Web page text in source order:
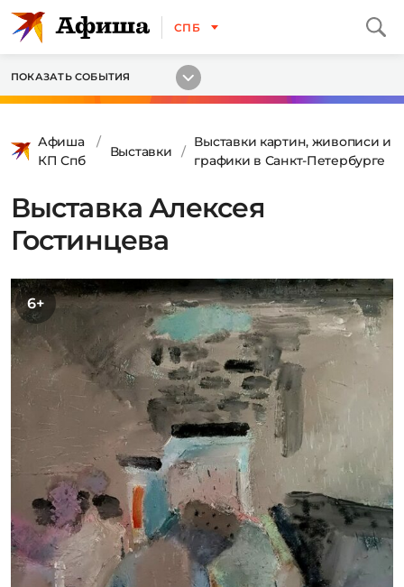
СПБ
ПОКАЗАТЬ СОБЫТИЯ
Афиша
КП Спб
Выставки
Выставки картин, живописи и
графики в Санкт-Петербурге
Выставка Алексея
Гостинцева
6+